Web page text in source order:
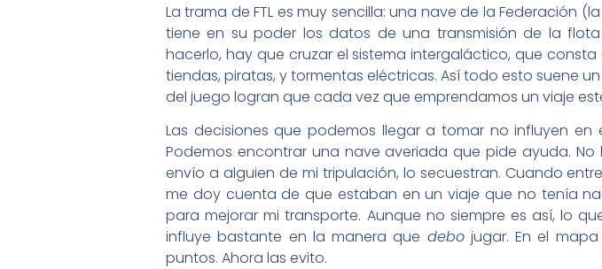
La trama de FTL es muy sencilla: una nave de la Federación
tiene en su poder los datos de una transmisión de la
hacerlo, hay que cruzar el sistema intergaláctico, que
tiendas, piratas, y tormentas eléctricas. Así todo esto suene
del juego logran que cada vez que emprendamos un viaje
Las decisiones que podemos llegar a tomar no influyen
Podemos encontrar una nave averiada que pide ayuda.
envío a alguien de mi tripulación, lo secuestran. Cuando
me doy cuenta de que estaban en un viaje que no tenía
para mejorar mi transporte. Aunque no siempre es así, lo
influye bastante en la manera que debojugar. En el mapa
puntos. Ahora las evito.